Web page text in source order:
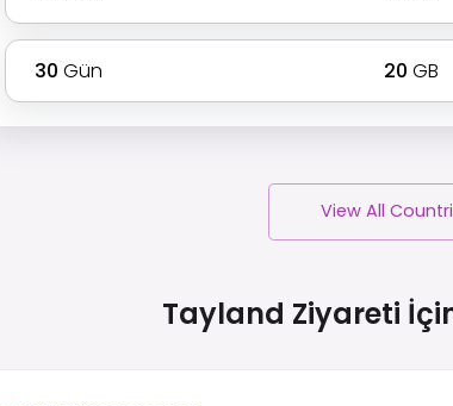
30 Gün 20 GB
View All
Tayland Ziyareti